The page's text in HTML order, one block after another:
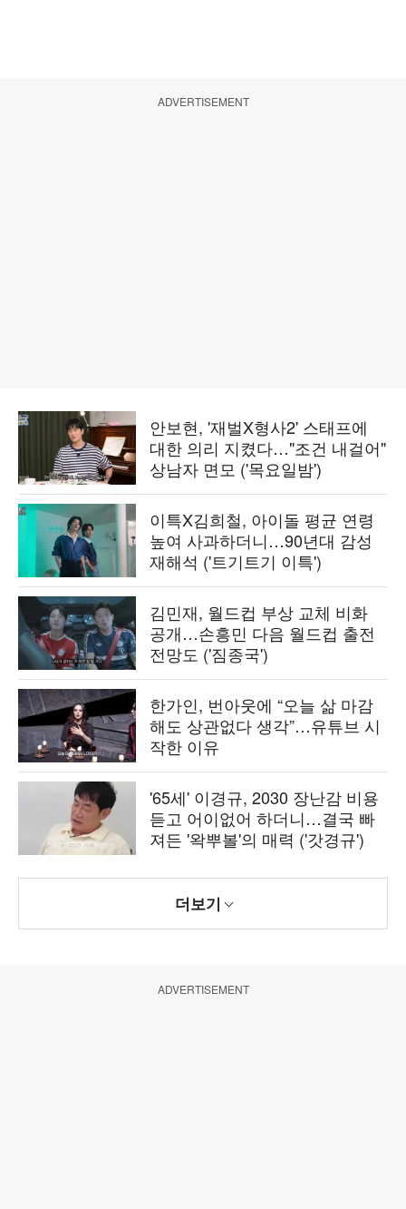
ADVERTISEMENT
안보현, '재벌X형사2' 스태프에
대한 의리 지켰다…"조건 내걸어"
상남자 면모 ('목요일밤')
이특X김희철, 아이돌 평균 연령
높여 사과하더니…90년대 감성
재해석 ('트기트기 이특')
김민재, 월드컵 부상 교체 비화
공개…손흥민 다음 월드컵 출전
전망도 ('짐종국')
한가인, 번아웃에 “오늘 삶 마감
해도 상관없다 생각”…유튜브 시
작한 이유
'65세' 이경규, 2030 장난감 비용
듣고 어이없어 하더니…결국 빠
져든 '왁뿌볼'의 매력 ('갓경규')
더보기
ADVERTISEMENT